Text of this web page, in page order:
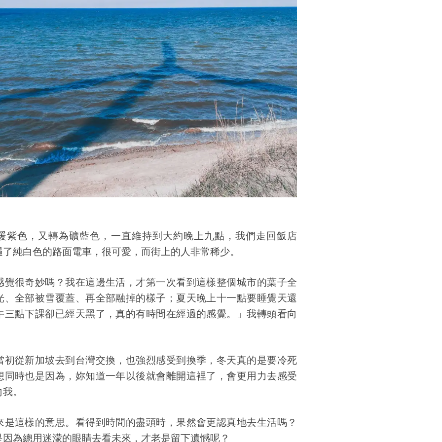
紫色，又轉為礦藍色，一直維持到大約晚上九點，我們走回飯店
純白色的路面電車，很可愛，而街上的人非常稀少。
覺很奇妙嗎？我在這邊生活，才第一次看到這樣整個城市的葉子全
、全部被雪覆蓋、再全部融掉的樣子；夏天晚上十一點要睡覺天還
三點下課卻已經天黑了，真的有時間在經過的感覺。」我轉頭看向
初從新加坡去到台灣交換，也強烈感受到換季，冬天真的是要冷死
同時也是因為，妳知道一年以後就會離開這裡了，會更用力去感受
。
是這樣的意思。看得到時間的盡頭時，果然會更認真地去生活嗎？
為總用迷濛的眼睛去看未來，才老是留下遺憾呢？